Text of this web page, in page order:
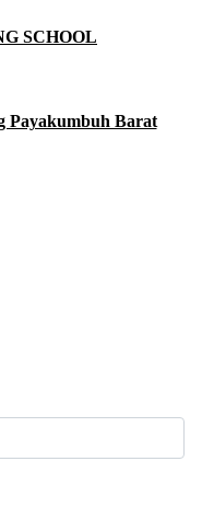
SCHOOL
Payakumbuh Barat